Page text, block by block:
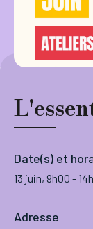
Date(s) et
13 juin, 9h00 -
Adresse